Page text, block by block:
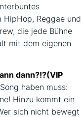
HipHop, Reggae und
die jede Bühne
mit dem eigenen
dann?!?(VIP
haben muss:
Hinzu kommt ein
sich nicht bewegt